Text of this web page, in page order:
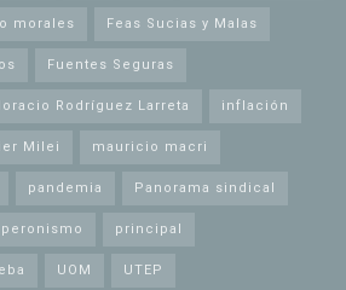
morales Feas Sucias y Malas
Fuentes Seguras
Rodríguez Larreta inflación
Milei mauricio macri
pandemia Panorama sindical
peronismo principal
UOM UTEP